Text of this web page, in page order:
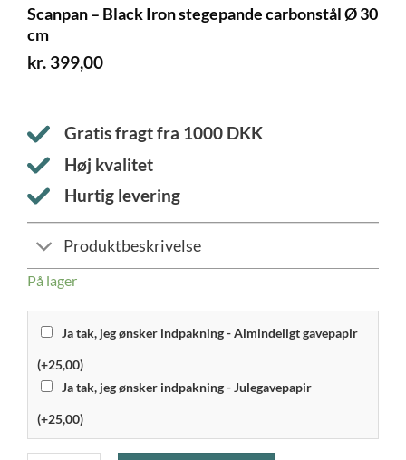
Scanpan – Black Iron stegepande carbonstål Ø 30
cm
kr. 399,00
Gratis fragt fra 1000 DKK
Høj kvalitet
Hurtig levering
Produktbeskrivelse
På lager
Ja tak, jeg ønsker indpakning - Almindeligt gavepapir
(+25,00)
Ja tak, jeg ønsker indpakning - Julegavepapir
(+25,00)